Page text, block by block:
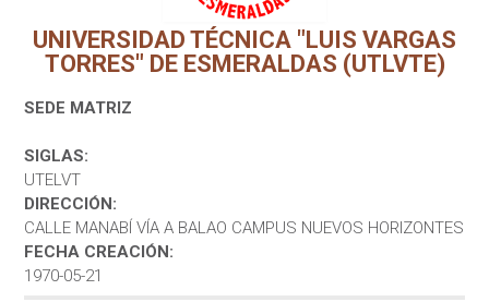
UNIVERSIDAD TÉCNICA "LUIS VARGAS
TORRES" DE ESMERALDAS (UTLVTE)
SEDE MATRIZ
SIGLAS:
UTELVT
DIRECCIÓN:
CALLE MANABÍ VÍA A BALAO CAMPUS NUEVOS HORIZONTES
FECHA CREACIÓN:
1970-05-21